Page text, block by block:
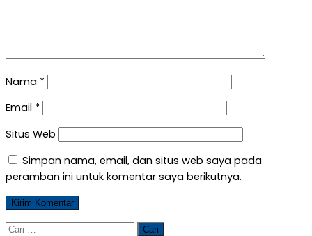
Nama *
Email *
Situs Web
Simpan nama, email, dan situs web saya pada
peramban ini untuk komentar saya berikutnya.
Cari